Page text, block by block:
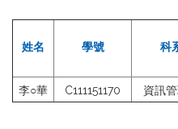
姓名 學號 科
李○華 C111151170 資訊